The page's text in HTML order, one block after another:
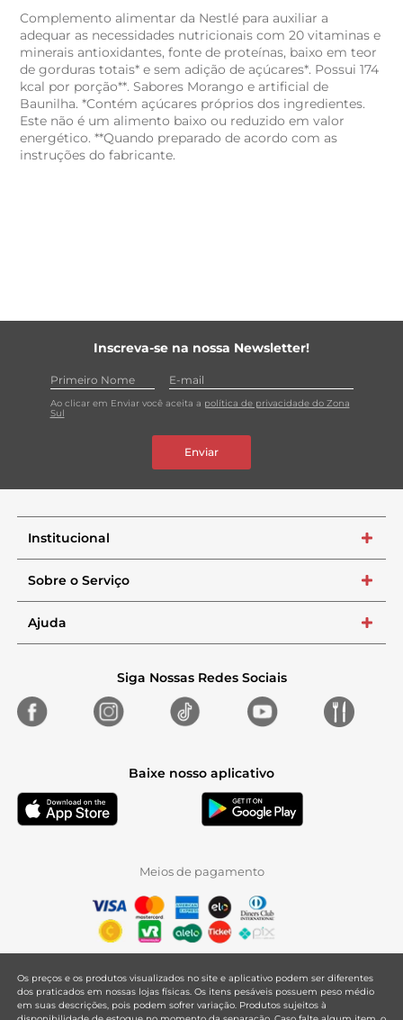
Complemento alimentar da Nestlé para auxiliar a
adequar as necessidades nutricionais com 20 vitaminas e
minerais antioxidantes, fonte de proteínas, baixo em teor
de gorduras totais* e sem adição de açúcares*. Possui 174
kcal por porção**. Sabores Morango e artificial de
Baunilha. *Contém açúcares próprios dos ingredientes.
Este não é um alimento baixo ou reduzido em valor
energético. **Quando preparado de acordo com as
instruções do fabricante.
Inscreva-se na nossa Newsletter!
Ao clicar em Enviar você aceita a política de privacidade do Zona
Sul
Enviar
Institucional +
Sobre o Serviço +
Ajuda +
Siga Nossas Redes Sociais
Baixe nosso aplicativo
Meios de pagamento
Os preços e os produtos visualizados no site e aplicativo podem ser diferentes
dos praticados em nossas lojas físicas. Os itens pesáveis possuem peso médio
em suas descrições, pois podem sofrer variação. Produtos sujeitos à